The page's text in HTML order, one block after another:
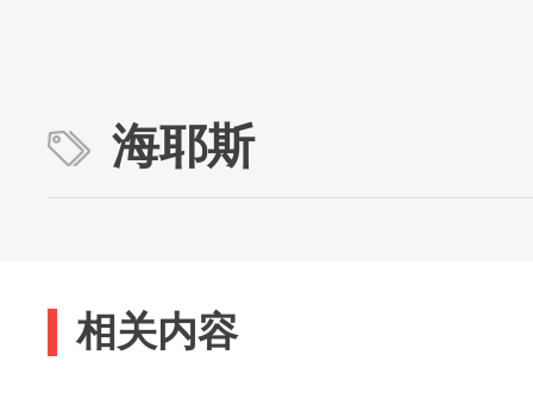
海耶斯
相关内容